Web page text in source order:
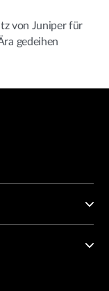
von Juniper für
gedeihen